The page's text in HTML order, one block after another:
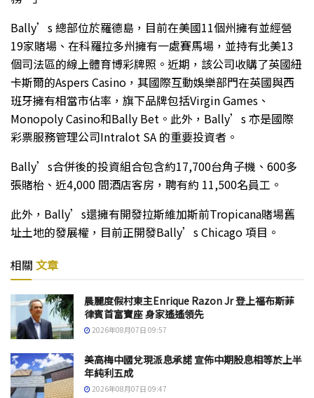
Bally’s 總部位於羅德島，目前在美國11個州擁有並經營
19家賭場、在科羅拉多州擁有一處賽馬場，並持有北美13
個司法區的線上體育博彩牌照。近期，該公司收購了英國紐
卡斯爾的Aspers Casino，其國際互動娛樂部門在英國與西
班牙擁有相當市佔率，旗下品牌包括Virgin Games、
Monopoly Casino和Bally Bet。此外，Bally’s 亦是國際
彩票服務管理公司Intralot SA 的重要投資者。
Bally’s合併後的投資組合包含約17,700台角子機、600多
張賭枱、近4,000 間酒店客房，聘有約 11,500名員工。
此外，Bally’s還擁有開發拉斯維加斯前Tropicana賭場舊
址土地的發展權，目前正開發Bally’s Chicago 項目。
相關 文章
晨麗度假村東主Enrique Razon Jr 登上福布斯菲
律賓首富寶座 身家遙遙領先
2026年08月07日 09:57
美高梅中國兌現派息承諾 宣佈中期股息相等於上半
年純利五成
2026年08月07日 09:47